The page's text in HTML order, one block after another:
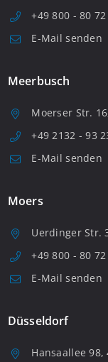
+49 800 - 80
E-Mail senden
Meerbusch
Moerser Str.
+49 2132 - 93
E-Mail senden
Moers
Uerdinger Str.
+49 800 - 80
E-Mail senden
Düsseldorf
Hansaallee